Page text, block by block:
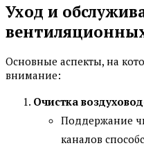
Уход и
Основные аспекты, на
внимание:
Очистка
Поддержание
каналов